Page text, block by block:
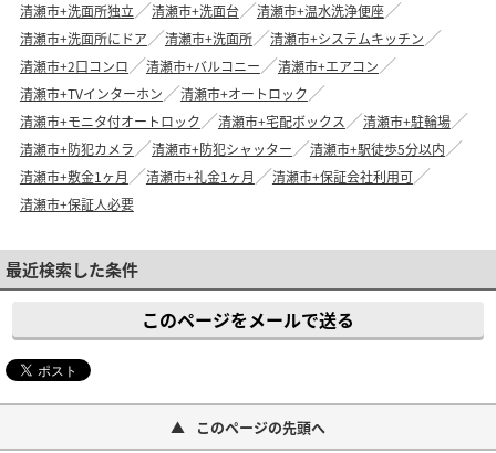
清瀬市+洗面所独立
清瀬市+洗面台
清瀬市+温水洗浄便座
清瀬市+洗面所にドア
清瀬市+洗面所
清瀬市+システムキッチン
清瀬市+2口コンロ
清瀬市+バルコニー
清瀬市+エアコン
清瀬市+TVインターホン
清瀬市+オートロック
清瀬市+モニタ付オートロック
清瀬市+宅配ボックス
清瀬市+駐輪場
清瀬市+防犯カメラ
清瀬市+防犯シャッター
清瀬市+駅徒歩5分以内
清瀬市+敷金1ヶ月
清瀬市+礼金1ヶ月
清瀬市+保証会社利用可
清瀬市+保証人必要
最近検索した条件
このページをメールで送る
このページの先頭へ